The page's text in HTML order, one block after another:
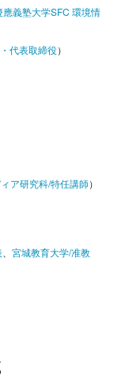
應義塾大学SFC 環境情
代表取締役）
ア研究科/特任講師）
、 宮城教育大学/准教